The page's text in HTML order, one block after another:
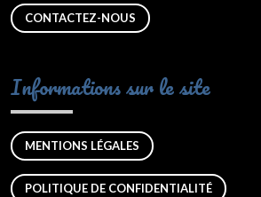
CONTACTEZ-NOUS
Informations sur le site
MENTIONS LÉGALES
POLITIQUE DE CONFIDENTIALITÉ